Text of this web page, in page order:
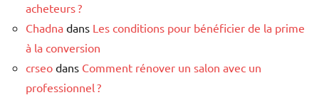
acheteurs ?
Chadna dans Les conditions pour bénéficier de la prime
à la conversion
crseo dans Comment rénover un salon avec un
professionnel ?